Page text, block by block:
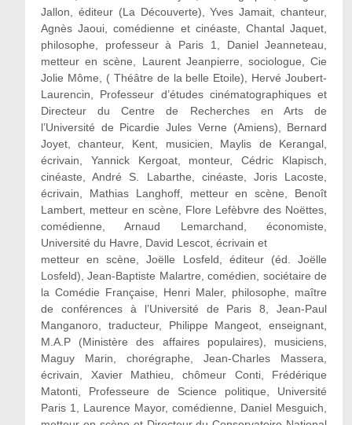
Jallon, éditeur (La Découverte), Yves Jamait, chanteur,
Agnès Jaoui, comédienne et cinéaste, Chantal Jaquet,
philosophe, professeur à Paris 1, Daniel Jeanneteau,
metteur en scène, Laurent Jeanpierre, sociologue, Cie
Jolie Môme, ( Théâtre de la belle Etoile), Hervé Joubert-
Laurencin, Professeur d’études cinématographiques et
Directeur du Centre de Recherches en Arts de
l’Université de Picardie Jules Verne (Amiens), Bernard
Joyet, chanteur, Kent, musicien, Maylis de Kerangal,
écrivain, Yannick Kergoat, monteur, Cédric Klapisch,
cinéaste, André S. Labarthe, cinéaste, Joris Lacoste,
écrivain, Mathias Langhoff, metteur en scène, Benoît
Lambert, metteur en scène, Flore Lefèbvre des Noëttes,
comédienne, Arnaud Lemarchand, économiste,
Université du Havre, David Lescot, écrivain et
metteur en scène, Joëlle Losfeld, éditeur (éd. Joëlle
Losfeld), Jean-Baptiste Malartre, comédien, sociétaire de
la Comédie Française, Henri Maler, philosophe, maître
de conférences à l’Université de Paris 8, Jean-Paul
Manganoro, traducteur, Philippe Mangeot, enseignant,
M.A.P (Ministère des affaires populaires), musiciens,
Maguy Marin, chorégraphe, Jean-Charles Massera,
écrivain, Xavier Mathieu, chômeur Conti, Frédérique
Matonti, Professeure de Science politique, Université
Paris 1, Laurence Mayor, comédienne, Daniel Mesguich,